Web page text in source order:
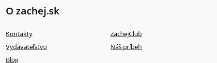
O zachej.sk
Kontakty
ZachejClub
Vydavateľstvo
Náš príbeh
Blog